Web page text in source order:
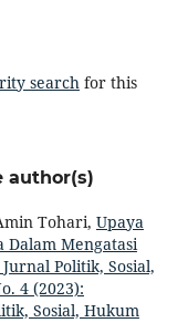
searchfor this
author(s)
Tohari, Upaya
Dalam Mengatasi
Politik, Sosial,
4 (2023):
Sosial, Hukum